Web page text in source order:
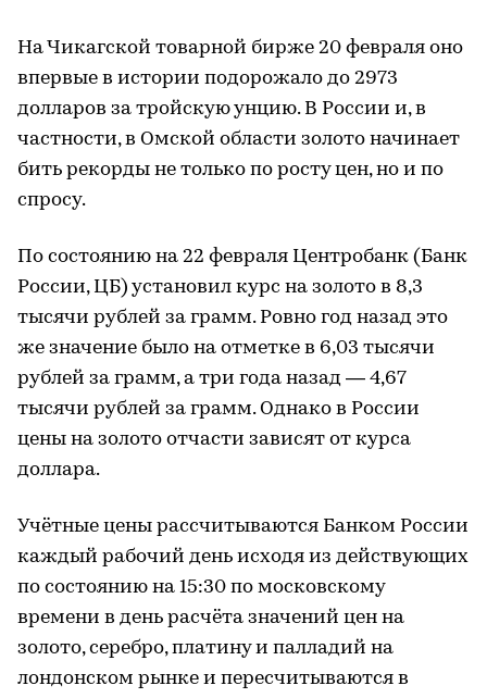
На Чикагской товарной бирже 20 февраля оно
впервые в истории подорожало до 2973
долларов за тройскую унцию. В России и, в
частности, в Омской области золото начинает
бить рекорды не только по росту цен, но и по
спросу.
По состоянию на 22 февраля Центробанк (Банк
России, ЦБ) установил курс на золото в 8,3
тысячи рублей за грамм. Ровно год назад это
же значение было на отметке в 6,03 тысячи
рублей за грамм, а три года назад — 4,67
тысячи рублей за грамм. Однако в России
цены на золото отчасти зависят от курса
доллара.
Учётные цены рассчитываются Банком России
каждый рабочий день исходя из действующих
по состоянию на 15:30 по московскому
времени в день расчёта значений цен на
золото, серебро, платину и палладий на
лондонском рынке и пересчитываются в